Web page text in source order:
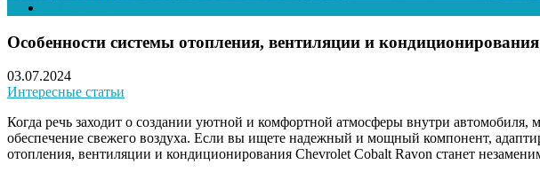
Особенности системы отопления, вентиляции и
03.07.2024
Интересные статьи
Когда речь заходит о создании уютной и комфортной атмосферы внутри
обеспечение свежего воздуха. Если вы ищете надежный и мощный компонент,
отопления, вентиляции и кондиционирования Chevrolet Cobalt Ravon станет